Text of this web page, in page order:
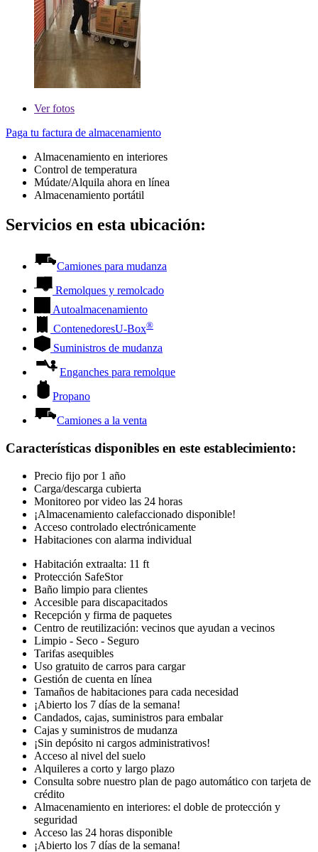
Verfotos
Paga tu factura de almacenamiento
Almacenamiento en interiores
Control de temperatura
Múdate/Alquila ahora en línea
Almacenamiento portátil
Servicios en esta ubicación:
Camiones para mudanza
Remolques y remolcado
Autoalmacenamiento
ContenedoresU-Box®
Suministros de mudanza
Enganches para remolque
Propano
Camiones a la venta
Características disponibles en este establecimiento:
Precio fijo por 1 año
Carga/descarga cubierta
Monitoreo por video las 24 horas
¡Almacenamiento calefaccionado disponible!
Acceso controlado electrónicamente
Habitaciones con alarma individual
Habitación extraalta: 11 ft
Protección SafeStor
Baño limpio para clientes
Accesible para discapacitados
Recepción y firma de paquetes
Centro de reutilización: vecinos que ayudan a vecinos
Limpio - Seco - Seguro
Tarifas asequibles
Uso gratuito de carros para cargar
Gestión de cuenta en línea
Tamaños de habitaciones para cada necesidad
¡Abierto los 7 días de la semana!
Candados, cajas, suministros para embalar
Cajas y suministros de mudanza
¡Sin depósito ni cargos administrativos!
Acceso al nivel del suelo
Alquileres a corto y largo plazo
Consulta sobre nuestro plan de pago automático con tarjeta de
crédito
Almacenamiento en interiores: el doble de protección y
seguridad
Acceso las 24 horas disponible
¡Abierto los 7 días de la semana!